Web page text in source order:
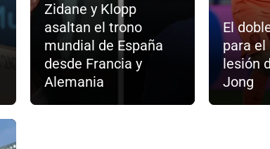
Zidane y Klopp
asaltan el trono
mundial de España
desde Francia y
Alemania
El
para el
lesión
Jong